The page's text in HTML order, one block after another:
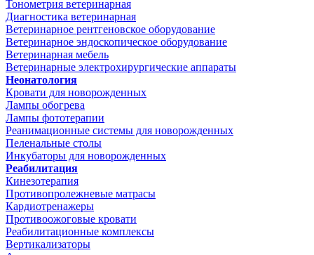
Тонометрия ветеринарная
Диагностика ветеринарная
Ветеринарное рентгеновское оборудование
Ветеринарное эндоскопическое оборудование
Ветеринарная мебель
Ветеринарные электрохирургические аппараты
Неонатология
Кровати для новорожденных
Лампы обогрева
Лампы фототерапии
Реанимационные системы для новорожденных
Пеленальные столы
Инкубаторы для новорожденных
Реабилитация
Кинезотерапия
Противопролежневые матрасы
Кардиотренажеры
Противоожоговые кровати
Реабилитационные комплексы
Вертикализаторы